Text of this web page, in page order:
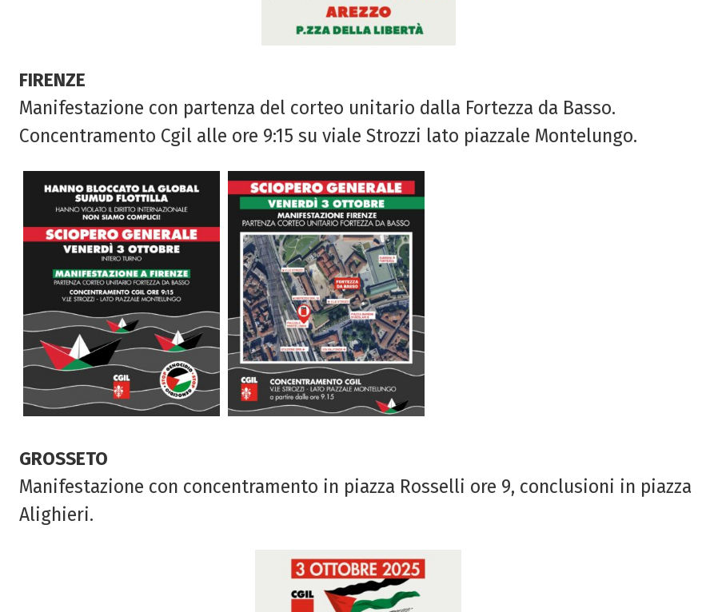
FIRENZE
Manifestazione con partenza del corteo unitario dalla Fortezza da Basso.
Concentramento Cgil alle ore 9:15 su viale Strozzi lato piazzale Montelungo.
GROSSETO
Manifestazione con concentramento in piazza Rosselli ore 9, conclusioni in piazza
Alighieri.